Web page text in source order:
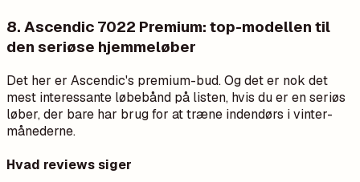
8. Ascendic 7022 Premium: top-modellen til
den seriøse hjemmeløber
Det her er Ascendic's premium-bud. Og det er nok det
mest interessante løbebånd på listen, hvis du er en seriøs
løber, der bare har brug for at træne indendørs i vinter-
månederne.
Hvad reviews siger